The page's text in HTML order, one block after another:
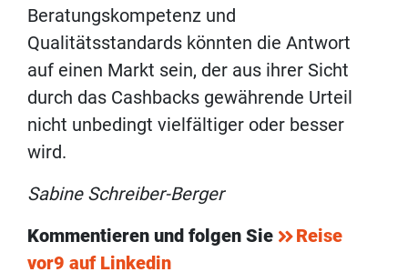
Beratungskompetenz und
Qualitätsstandards könnten die Antwort
auf einen Markt sein, der aus ihrer Sicht
durch das Cashbacks gewährende Urteil
nicht unbedingt vielfältiger oder besser
wird.
Sabine Schreiber-Berger
Kommentieren und folgen Sie
Reise
vor9 auf Linkedin